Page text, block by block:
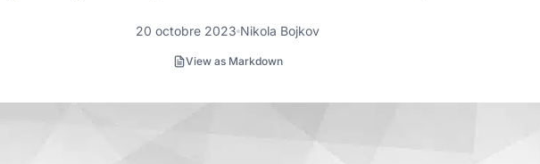
20 octobre 2023 Nikola Bojkov
View as Markdown